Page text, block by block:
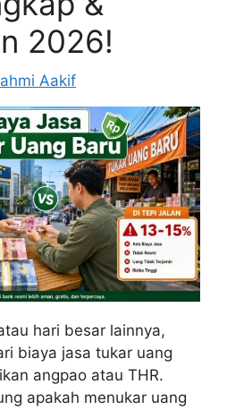
2026!
Aakif
hari besar lainnya,
biaya jasa tukar uang
angpao atau THR.
apakah menukar uang